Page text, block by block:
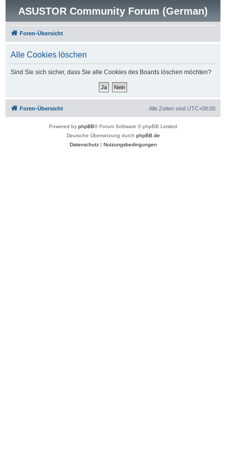
ASUSTOR Community Forum (German)
Foren-Übersicht
Alle Cookies löschen
Sind Sie sich sicher, dass Sie alle Cookies des Boards löschen möchten?
Foren-Übersicht Alle Zeiten sind UTC+08:00
Powered by phpBB® Forum Software © phpBB Limited
Deutsche Übersetzung durch phpBB.de
Datenschutz| Nutzungsbedingungen